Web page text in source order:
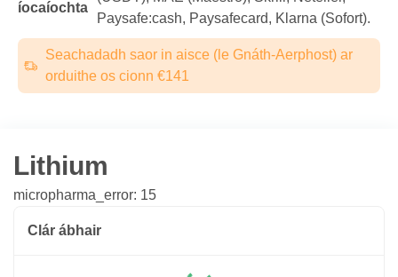
íocaíochta
Paysafe:cash, Paysafecard, Klarna (Sofort).
Seachadadh saor in aisce (le Gnáth-Aerphost) ar
orduithe os cionn €141
Lithium
micropharma_error: 15
Clár ábhair